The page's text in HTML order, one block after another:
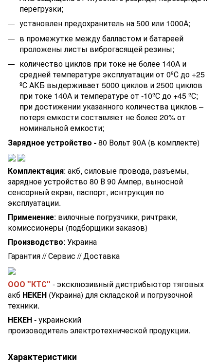
перегрузки;
установлен предохранитель на 500 или 1000А;
в промежутке между балластом и батареей
проложены листы виброгасящей резины;
количество циклов при токе не более 140А и
средней температуре эксплуатации от 0ºС до +25
ºС АКБ выдерживает 5000 циклов и 2500 циклов
при токе 140А и температуре от -10ºС до +45 ºС;
при достижении указанного количества циклов –
потеря емкости составляет не более 20% от
номинальной емкости;
Зарядное устройство -80 Вольт 90А (в комплекте)
Комплектация: акб, силовые провода, разъемы,
зарядное устройство 80 В 90 Ампер, выносной
сенсорный екран, паспорт, иснтрукция по
эксплуатации.
Применение: вилочные погрузчики, ричтраки,
комиссионеры (подборщики заказов)
Производство: Украина
Гарантия // Сервис // Доставка
ООО "КТС" - эксклюзивный дистрибьютор тяговых
акб НЕКЕН (Украина) для складской и погрузочной
техники.
НЕКЕН- украинский
произоводитель электротехнической продукции.
Характеристики